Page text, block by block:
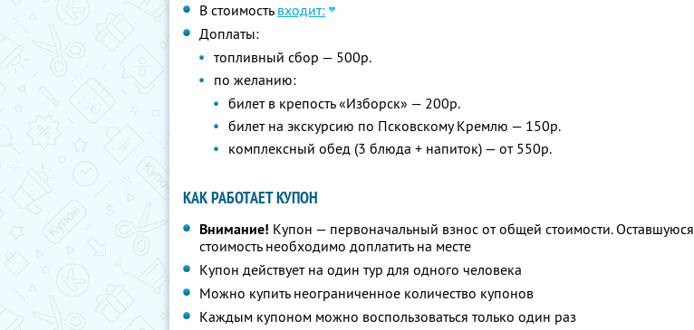
В стоимость входит:
Доплаты:
топливный сбор — 500р.
по желанию:
билет в крепость «Изборск» — 200р.
билет на экскурсию по Псковскому Кремлю — 150р.
комплексный обед (3 блюда + напиток) — от 550р.
КАК РАБОТАЕТ КУПОН
Внимание! Купон — первоначальный взнос от общей стоимости. Оставшуюся
стоимость необходимо доплатить на месте
Купон действует на один тур для одного человека
Можно купить неограниченное количество купонов
Каждым купоном можно воспользоваться только один раз